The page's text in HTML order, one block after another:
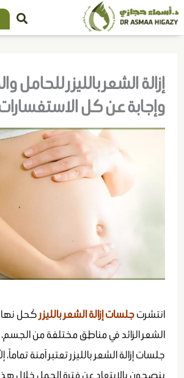
تخطي
إلى
إزالة الشعر بالليزر للحامل
وإجابة عن كل الاستفسارات
انتشرتجلسات إزالة الشعر بالليزر كَحل
الشعر الزائد في مناطق مختلفة من
جلساتإزالة الشعر بالليزرتعتبر آمنة تماماً،